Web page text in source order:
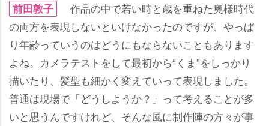
前田敦子
作品の中で若い時と歳を重ねた奥様時代
の両方を表現しないといけなかったのですが、やっぱ
り年齢っていうのはどうにもならないこともあります
よね。カメラテストをして最初から“くま”をしっかり
描いたり、髪型も細かく変えていって表現しました。
普通は現場で「どうしようか？」って考えることが多
いと思うんですけれど、そんな風に制作陣の方々が事